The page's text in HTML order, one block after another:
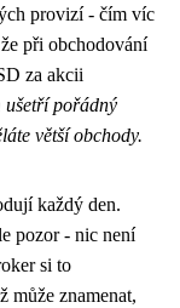
provizí - čím víc
při obchodování
za akcii
ušetří pořádný
větší obchody.
každý den.
pozor - nic není
si to
může znamenat,